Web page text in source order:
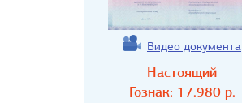
Видео документа
Настоящий
Гознак: 17.980р.